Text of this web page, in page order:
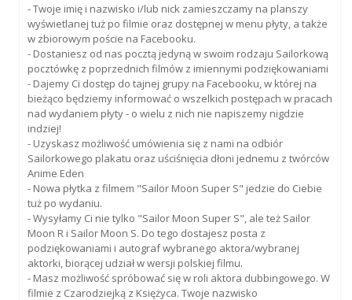
- Twoje imię i nazwisko i/lub nick zamieszczamy na planszy
wyświetlanej tuż po filmie oraz dostępnej w menu płyty, a także
w zbiorowym poście na Facebooku.
- Dostaniesz od nas pocztą jedyną w swoim rodzaju Sailorkową
pocztówkę z poprzednich filmów z imiennymi podziękowaniami
- Dajemy Ci dostęp do tajnej grupy na Facebooku, w której na
bieżąco będziemy informować o wszelkich postępach w pracach
nad wydaniem płyty - o wielu z nich nie napiszemy nigdzie
indziej!
- Uzyskasz możliwość umówienia się z nami na odbiór
Sailorkowego plakatu oraz uściśnięcia dłoni jednemu z twórców
Anime Eden
- Nowa płytka z filmem "Sailor Moon Super S" jedzie do Ciebie
tuż po wydaniu.
- Wysyłamy Ci nie tylko "Sailor Moon Super S", ale też Sailor
Moon R i Sailor Moon S. Do tego dostajesz posta z
podziękowaniami i autograf wybranego aktora/wybranej
aktorki, biorącej udział w wersji polskiej filmu.
- Masz możliwość spróbować się w roli aktora dubbingowego. W
filmie z Czarodziejką z Księżyca. Twoje nazwisko